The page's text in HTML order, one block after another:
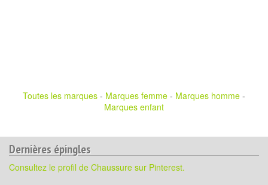
Toutes les marques - Marques femme - Marques homme -
Marques enfant
Dernières épingles
Consultez le profil de Chaussure sur Pinterest.